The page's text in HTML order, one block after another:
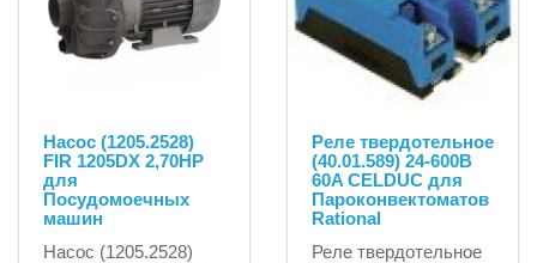
Насос (1205.2528)
FIR 1205DX 2,70HP
для
Посудомоечных
машин
Насос (1205.2528)
Реле твердотельное
(40.01.589) 24-600B
60A CELDUC для
Пароконвектоматов
Rational
Реле твердотельное